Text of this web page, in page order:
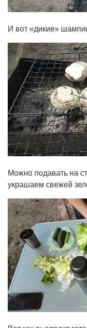
И вот «дикие»
Можно подавать на
украшаем свежей